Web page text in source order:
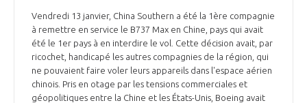
Vendredi 13 janvier, China Southern a été la 1ère compagnie
à remettre en service le B737 Max en Chine, pays qui avait
été le 1er pays à en interdire le vol. Cette décision avait, par
ricochet, handicapé les autres compagnies de la région, qui
ne pouvaient faire voler leurs appareils dans l'espace aérien
chinois. Pris en otage par les tensions commerciales et
géopolitiques entre la Chine et les États-Unis, Boeing avait